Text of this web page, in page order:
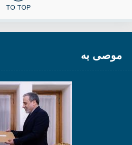
TO TOP
موصى به